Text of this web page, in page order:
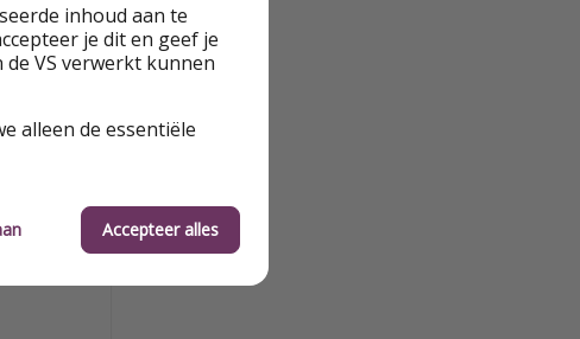
inhoud aan te
je dit en geef je
VS verwerkt kunnen
alleen de essentiële
Accepteer alles